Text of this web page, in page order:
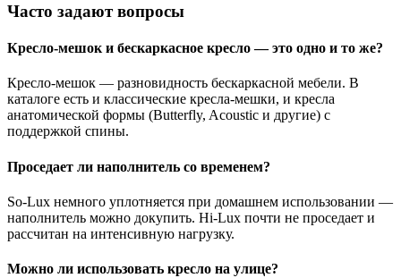
Часто задают вопросы
Кресло-мешок и бескаркасное кресло — это одно и то же?
Кресло-мешок — разновидность бескаркасной мебели. В
каталоге есть и классические кресла-мешки, и кресла
анатомической формы (Butterfly, Acoustic и другие) с
поддержкой спины.
Проседает ли наполнитель со временем?
So-Lux немного уплотняется при домашнем использовании —
наполнитель можно докупить. Hi-Lux почти не проседает и
рассчитан на интенсивную нагрузку.
Можно ли использовать кресло на улице?